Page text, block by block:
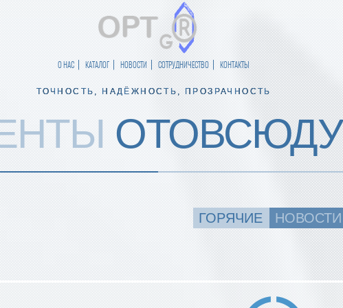
О НАС КАТАЛОГ НОВОСТИ СОТРУДНИЧЕСТВО КОНТАКТЫ
ТОЧНОСТЬ, НАДЁЖНОСТЬ, ПРОЗРАЧНОСТЬ
ОТОВСЮДУ
ГОРЯЧИЕ НОВОСТИ